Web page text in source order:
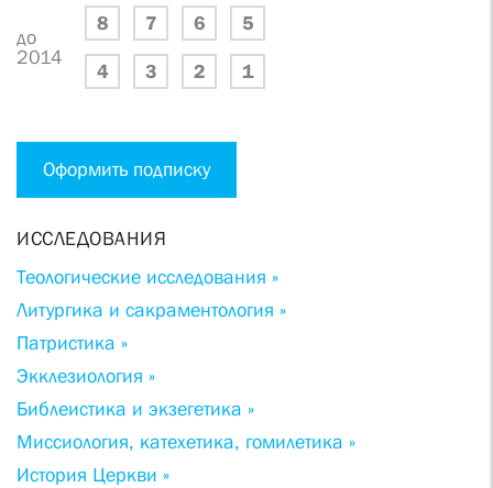
до
2014
8 7 6 5
4 3 2 1
Оформить подписку
ИССЛЕДОВАНИЯ
Теологические исследования »
Литургика и сакраментология »
Патристика »
Экклезиология »
Библеистика и экзегетика »
Миссиология, катехетика, гомилетика »
История Церкви »